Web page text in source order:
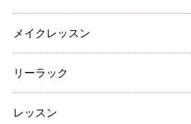
メイクレッスン
リーラック
レッスン